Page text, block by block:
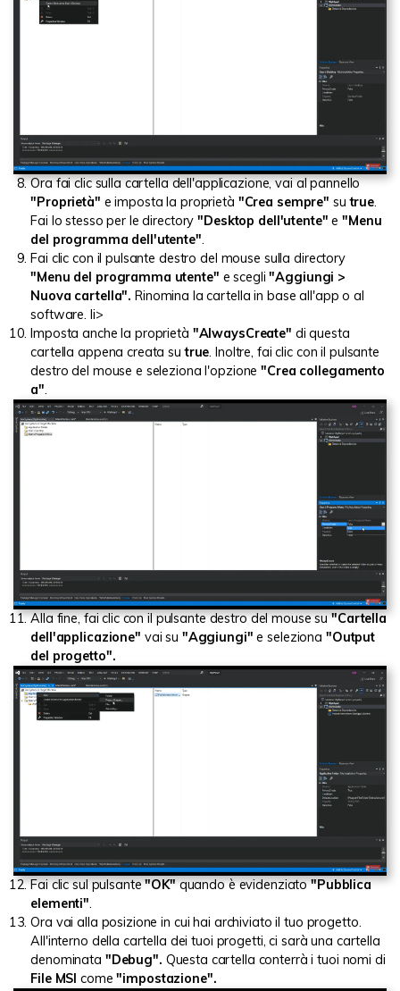
Ora fai clic sulla cartella dell'applicazione, vai al pannello
"Proprietà" e imposta la proprietà "Crea sempre" sutrue
Fai lo stesso per le directory"Desktop dell'utente" e"Menu
del programma dell'utente"
Fai clic con il pulsante destro del mouse sulla directory
"Menu del programma utente" e scegli"Aggiungi >
Nuova cartella". Rinomina la cartella in base all'app o al
software. li>
Imposta anche la proprietà "AlwaysCreate" di questa
cartella appena creata sutrue . Inoltre, fai clic con il pulsante
destro del mouse e seleziona l'opzione"Crea collegamento
a"
Alla fine, fai clic con il pulsante destro del mouse su"Cartella
dell'applicazione" vai su "Aggiungi" e seleziona "Output
del progetto".
Fai clic sul pulsante"OK"quando è evidenziato"Pubblica
elementi"
Ora vai alla posizione in cui hai archiviato il tuo progetto.
All'interno della cartella dei tuoi progetti, ci sarà una cartella
denominata "Debug". Questa cartella conterrà i tuoi nomi di
File MSI come"impostazione".